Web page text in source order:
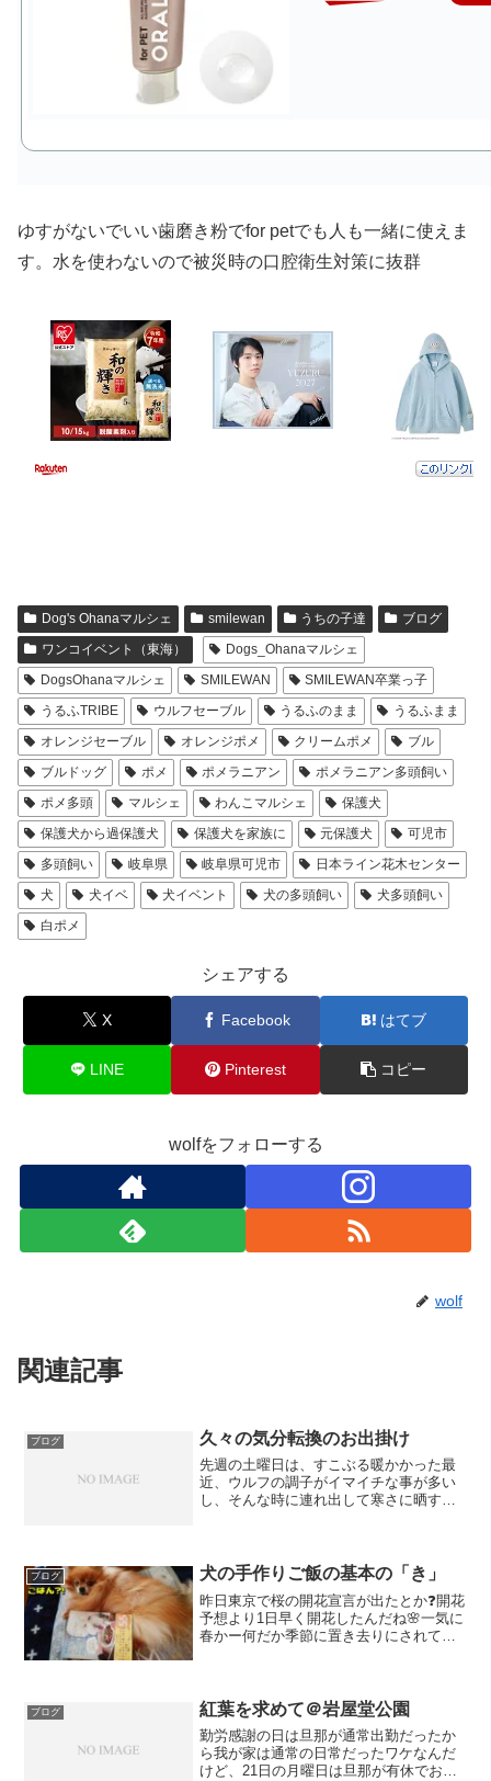
ゆすがないでいい歯磨き粉でfor petでも人も一緒に使えま
す。水を使わないので被災時の口腔衛生対策に抜群
Dog's Ohanaマルシェ smilewan うちの子達
ブログ
ワンコイベント（東海）
Dogs_Ohanaマルシェ
DogsOhanaマルシェ
SMILEWAN
SMILEWAN卒業っ子
うるふTRIBE
ウルフセーブル うるふのまま
うるふまま
オレンジセーブル
オレンジポメ クリームポメ
ブル
ブルドッグ
ポメ ポメラニアン
ポメラニアン多頭飼い
ポメ多頭
マルシェ わんこマルシェ
保護犬
保護犬から過保護犬
保護犬を家族に 元保護犬
可児市
多頭飼い
岐阜県 岐阜県可児市
日本ライン花木センター
犬
犬イベ 犬イベント 犬の多頭飼い
犬多頭飼い
白ポメ
シェアする
X Facebook はてブ
LINE Pinterest コピー
wolfをフォローする
wolf
関連記事
ブログ 久々の気分転換のお出掛け
先週の土曜日は、すこぶる暖かかった最
近、ウルフの調子がイマイチな事が多い
し、そんな時に連れ出して寒さに晒すの
なので、折角暖かいからお...
ブログ 犬の手作りご飯の基本の「き」
昨日東京で桜の開花宣言が出たとか❓開花
予想より1日早く開花したんだね🌸一気に
春かー何だか季節に置き去りにされてる
の本なので...
ブログ 紅葉を求めて＠岩屋堂公園
勤労感謝の日は旦那が通常出勤だったか
ら我が家は通常の日常だったワケなんだ
けど、21日の月曜日は旦那が有休でお休